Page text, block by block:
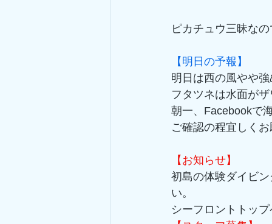
ピカチュウ三昧な
【明日の予報】
明日は西の風やや
フタツネは水面が
朝一、Facebookで
ご確認の程宜しく
【お知らせ】
初島の体験ダイビ
い。
シーフロントトッ